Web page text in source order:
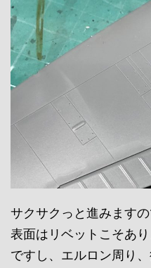
サクサクっと進みます
表面はリベットこそあ
ですし、エルロン周り